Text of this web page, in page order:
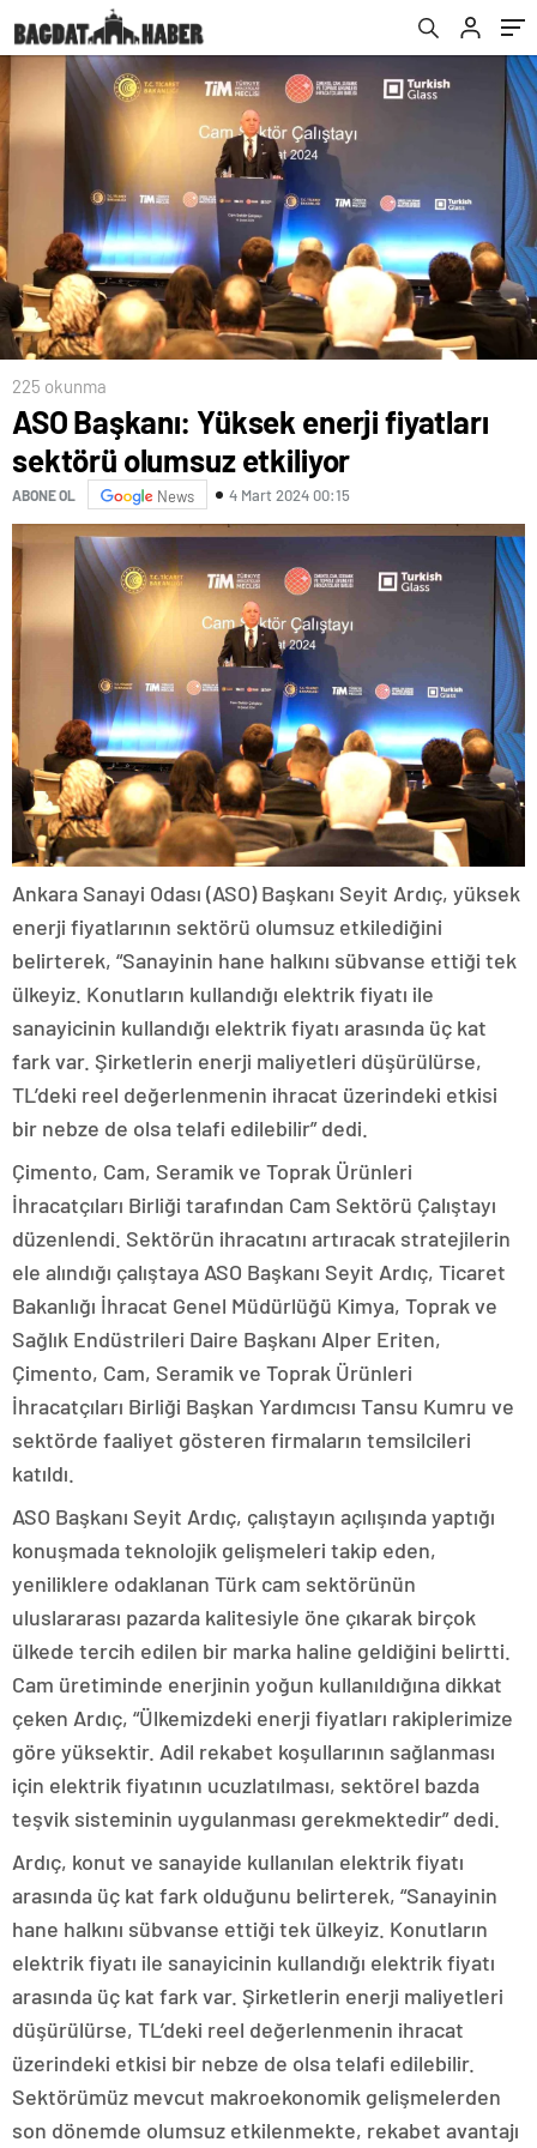
225 okunma
ASO Başkanı: Yüksek enerji fiyatları
sektörü olumsuz etkiliyor
ABONE OL News 4 Mart 2024 00:15
Ankara Sanayi Odası (ASO) Başkanı Seyit Ardıç, yüksek
enerji fiyatlarının sektörü olumsuz etkilediğini
belirterek, “Sanayinin hane halkını sübvanse ettiği tek
ülkeyiz. Konutların kullandığı elektrik fiyatı ile
sanayicinin kullandığı elektrik fiyatı arasında üç kat
fark var. Şirketlerin enerji maliyetleri düşürülürse,
TL’deki reel değerlenmenin ihracat üzerindeki etkisi
bir nebze de olsa telafi edilebilir” dedi.
Çimento, Cam, Seramik ve Toprak Ürünleri
İhracatçıları Birliği tarafından Cam Sektörü Çalıştayı
düzenlendi. Sektörün ihracatını artıracak stratejilerin
ele alındığı çalıştaya ASO Başkanı Seyit Ardıç, Ticaret
Bakanlığı İhracat Genel Müdürlüğü Kimya, Toprak ve
Sağlık Endüstrileri Daire Başkanı Alper Eriten,
Çimento, Cam, Seramik ve Toprak Ürünleri
İhracatçıları Birliği Başkan Yardımcısı Tansu Kumru ve
sektörde faaliyet gösteren firmaların temsilcileri
katıldı.
ASO Başkanı Seyit Ardıç, çalıştayın açılışında yaptığı
konuşmada teknolojik gelişmeleri takip eden,
yeniliklere odaklanan Türk cam sektörünün
uluslararası pazarda kalitesiyle öne çıkarak birçok
ülkede tercih edilen bir marka haline geldiğini belirtti.
Cam üretiminde enerjinin yoğun kullanıldığına dikkat
çeken Ardıç, “Ülkemizdeki enerji fiyatları rakiplerimize
göre yüksektir. Adil rekabet koşullarının sağlanması
için elektrik fiyatının ucuzlatılması, sektörel bazda
teşvik sisteminin uygulanması gerekmektedir” dedi.
Ardıç, konut ve sanayide kullanılan elektrik fiyatı
arasında üç kat fark olduğunu belirterek, “Sanayinin
hane halkını sübvanse ettiği tek ülkeyiz. Konutların
elektrik fiyatı ile sanayicinin kullandığı elektrik fiyatı
arasında üç kat fark var. Şirketlerin enerji maliyetleri
düşürülürse, TL’deki reel değerlenmenin ihracat
üzerindeki etkisi bir nebze de olsa telafi edilebilir.
Sektörümüz mevcut makroekonomik gelişmelerden
son dönemde olumsuz etkilenmekte, rekabet avantajı